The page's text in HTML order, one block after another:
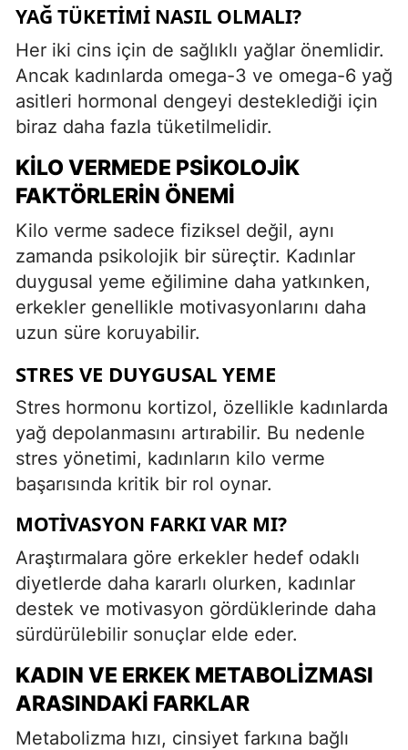
YAĞ TÜKETIMI NASIL OLMALI?
Her iki cins için de sağlıklı yağlar önemlidir.
Ancak kadınlarda omega-3 ve omega-6 yağ
asitleri hormonal dengeyi desteklediği için
biraz daha fazla tüketilmelidir.
KILO VERMEDE PSIKOLOJIK
FAKTÖRLERIN ÖNEMI
Kilo verme sadece fiziksel değil, aynı
zamanda psikolojik bir süreçtir. Kadınlar
duygusal yeme eğilimine daha yatkınken,
erkekler genellikle motivasyonlarını daha
uzun süre koruyabilir.
STRES VE DUYGUSAL YEME
Stres hormonu kortizol, özellikle kadınlarda
yağ depolanmasını artırabilir. Bu nedenle
stres yönetimi, kadınların kilo verme
başarısında kritik bir rol oynar.
MOTIVASYON FARKI VAR MI?
Araştırmalara göre erkekler hedef odaklı
diyetlerde daha kararlı olurken, kadınlar
destek ve motivasyon gördüklerinde daha
sürdürülebilir sonuçlar elde eder.
KADIN VE ERKEK METABOLIZMASI
ARASINDAKI FARKLAR
Metabolizma hızı, cinsiyet farkına bağlı